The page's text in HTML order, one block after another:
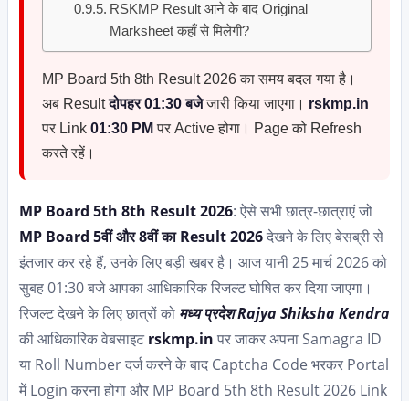
RSKMP Result आने के बाद Original
Marksheet कहाँ से मिलेगी?
MP Board 5th 8th Result 2026 का समय बदल गया है।
अब Resultदोपहर 01:30 बजेजारी किया जाएगा। rskmp.in
पर Link 01:30 PM पर Active होगा। Page को Refresh
करते रहें।
MP Board 5th 8th Result 2026: ऐसे सभी छात्र-छात्राएं जो
MP Board 5वीं और 8वीं का Result 2026देखने के लिए बेसब्री से
इंतजार कर रहे हैं, उनके लिए बड़ी खबर है। आज यानी 25 मार्च 2026 को
सुबह 01:30 बजे आपका आधिकारिक रिजल्ट घोषित कर दिया जाएगा।
रिजल्ट देखने के लिए छात्रों को मध्य प्रदेश Rajya Shiksha Kendra
की आधिकारिक वेबसाइटrskmp.in पर जाकर अपना Samagra ID
या Roll Number दर्ज करने के बाद Captcha Code भरकर Portal
में Login करना होगा और MP Board 5th 8th Result 2026 Link